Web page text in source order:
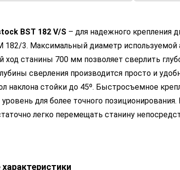
BST 182 V/S – для надежного крепления
182/3. Максимальный диаметр
станины 700 мм позволяет сверлить
сверления производится просто и
наклона стойки до 45º. Быстросъемное
для более точного
легко перемещать станину